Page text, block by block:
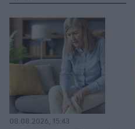
08.08.2026, 15:43